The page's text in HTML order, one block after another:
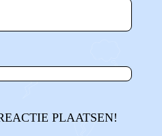
PLAATSEN!